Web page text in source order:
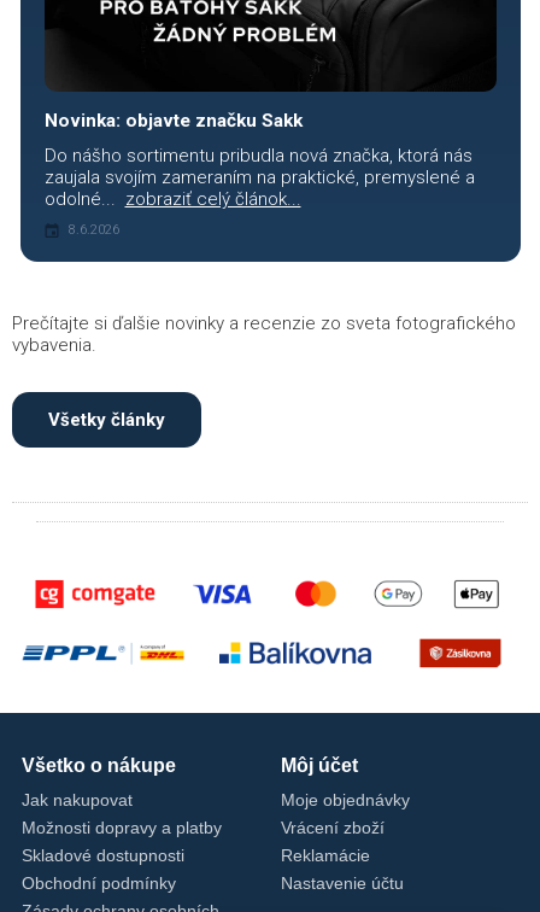
Novinka: objavte značku Sakk
Do nášho sortimentu pribudla nová značka, ktorá nás
zaujala svojím zameraním na praktické, premyslené a
odolné... zobraziť celý článok...
8.6.2026
Prečítajte si ďalšie novinky a recenzie zo sveta fotografického
vybavenia.
Všetky články
Všetko o nákupe
Jak nakupovat
Možnosti dopravy a platby
Skladové dostupnosti
Obchodní podmínky
Môj účet
Moje objednávky
Vrácení zboží
Reklamácie
Nastavenie účtu